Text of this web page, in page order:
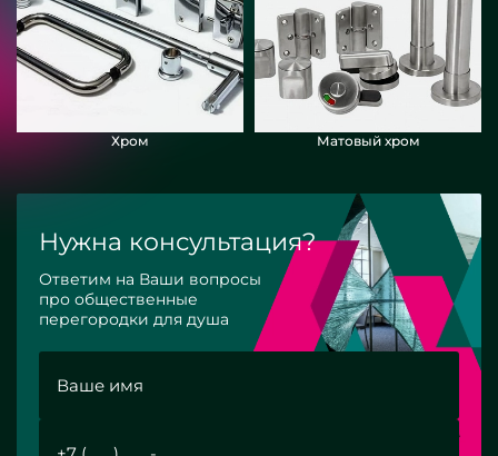
Хром Матовый хром
Нужна консультация?
Ответим на Ваши вопросы
про общественные
перегородки для душа